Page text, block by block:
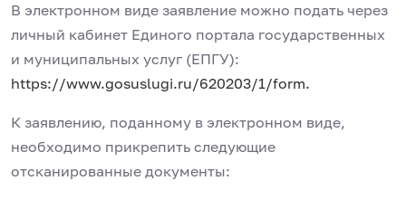
В электронном виде заявление можно подать через
личный кабинет Единого портала государственных
и муниципальных услуг (ЕПГУ):
https://www.gosuslugi.ru/620203/1/form.
К заявлению, поданному в электронном виде,
необходимо прикрепить следующие
отсканированные документы: